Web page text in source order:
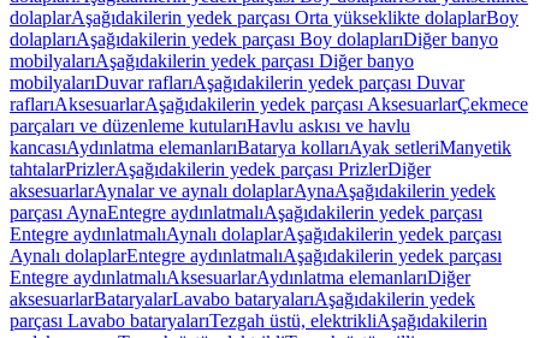
dolaplarAşağıdakilerin yedek parçası Orta yükseklikte dolaplarBoy
dolaplarıAşağıdakilerin yedek parçası Boy dolaplarıDiğer banyo
mobilyalarıAşağıdakilerin yedek parçası Diğer banyo
mobilyalarıDuvar raflarıAşağıdakilerin yedek parçası Duvar
raflarıAksesuarlarAşağıdakilerin yedek parçası AksesuarlarÇekmece
parçaları ve düzenleme kutularıHavlu askısı ve havlu
kancasıAydınlatma elemanlarıBatarya kollarıAyak setleriManyetik
tahtalarPrizlerAşağıdakilerin yedek parçası PrizlerDiğer
aksesuarlarAynalar ve aynalı dolaplarAynaAşağıdakilerin yedek
parçası AynaEntegre aydınlatmalıAşağıdakilerin yedek parçası
Entegre aydınlatmalıAynalı dolaplarAşağıdakilerin yedek parçası
Aynalı dolaplarEntegre aydınlatmalıAşağıdakilerin yedek parçası
Entegre aydınlatmalıAksesuarlarAydınlatma elemanlarıDiğer
aksesuarlarBataryalarLavabo bataryalarıAşağıdakilerin yedek
parçası Lavabo bataryalarıTezgah üstü, elektrikliAşağıdakilerin